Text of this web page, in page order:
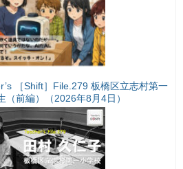
［Shift］File.279 板橋区立志村第一
前編）（2026年8月4日）